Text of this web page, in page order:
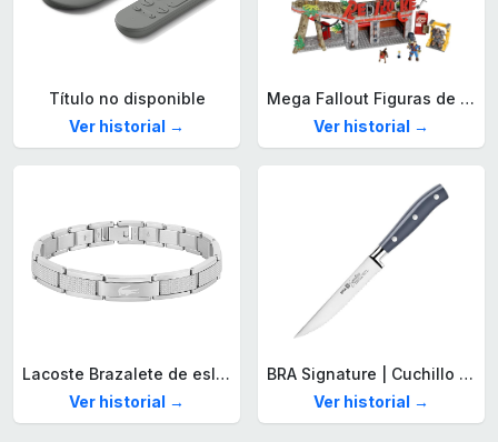
Título no disponible
Ver historial →
Mega Fallout Figuras de acción y Juguetes de construcción, Parada de Camiones Red Rocket con 824 Piezas, 2 Personajes articulados y Accesorios, para coleccionistas, HXT00
Ver historial →
Lacoste Brazalete de eslabón para Hombre Colección STENCIL de Acero inoxidable
Ver historial →
BRA Signature | Cuchillo tomatero 120 mm, Acero Inoxidable alemán forjado con Molibdeno Vanadio, Mango Remachado ABS, Diseño Ergonómico, Hoja 1,6 mm espesor
Ver historial →